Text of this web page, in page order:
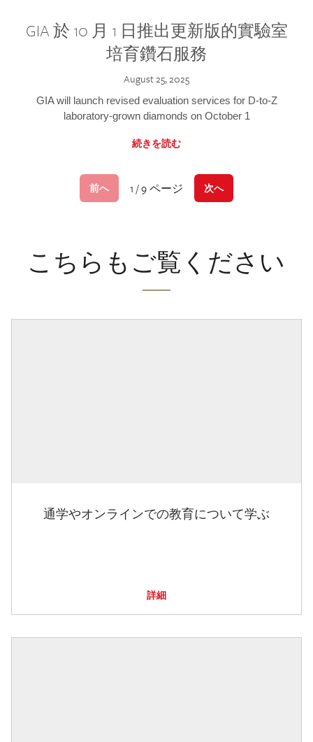
GIA 於 10 月 1 日推出更新版的實驗室
培育鑽石服務
August 25, 2025
GIA will launch revised evaluation services for D-to-Z
laboratory-grown diamonds on October 1
続きを読む
前へ 1 / 9 ページ 次へ
こちらもご覧ください
通学やオンラインでの教育について学ぶ
詳細